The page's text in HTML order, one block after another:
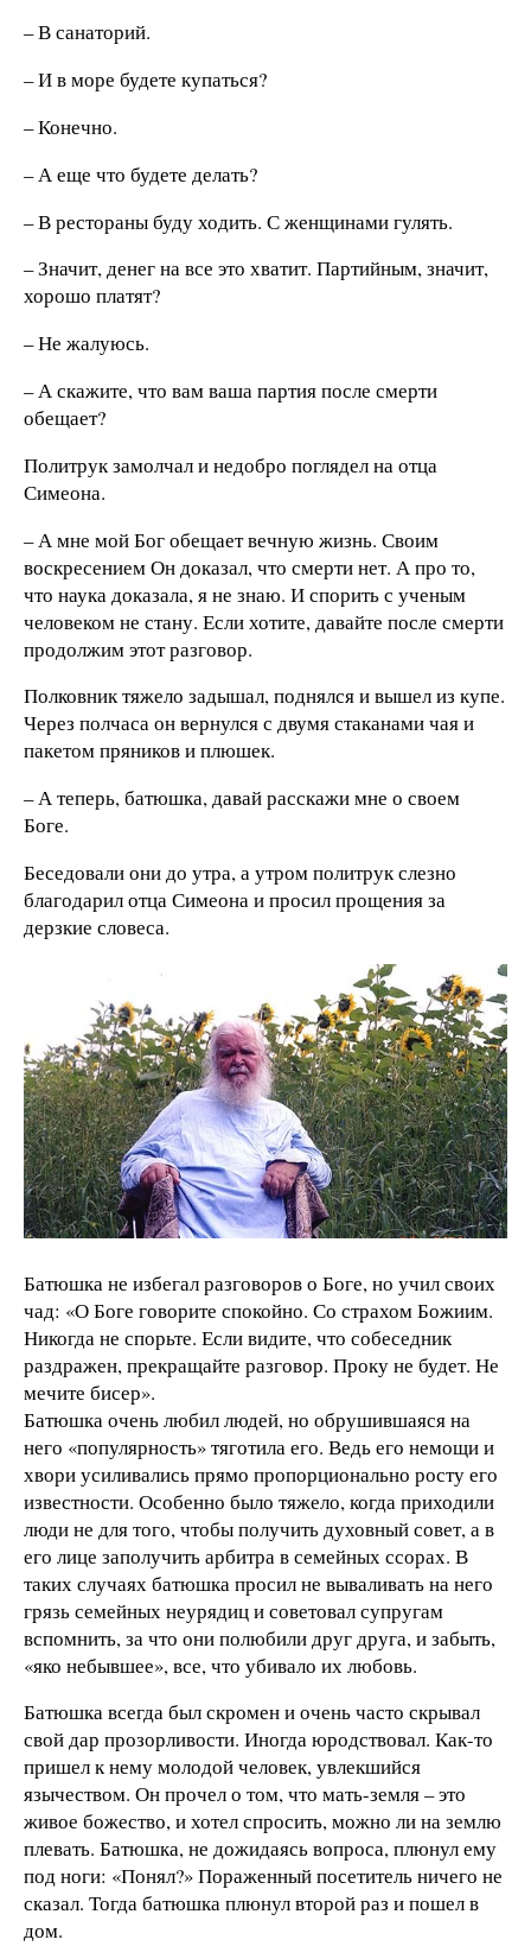
– В санаторий.
– И в море будете купаться?
– Конечно.
– А еще что будете делать?
– В рестораны буду ходить. С женщинами гулять.
– Значит, денег на все это хватит. Партийным, значит,
хорошо платят?
– Не жалуюсь.
– А скажите, что вам ваша партия после смерти
обещает?
Политрук замолчал и недобро поглядел на отца
Симеона.
– А мне мой Бог обещает вечную жизнь. Своим
воскресением Он доказал, что смерти нет. А про то,
что наука доказала, я не знаю. И спорить с ученым
человеком не стану. Если хотите, давайте после смерти
продолжим этот разговор.
Полковник тяжело задышал, поднялся и вышел из купе.
Через полчаса он вернулся с двумя стаканами чая и
пакетом пряников и плюшек.
– А теперь, батюшка, давай расскажи мне о своем
Боге.
Беседовали они до утра, а утром политрук слезно
благодарил отца Симеона и просил прощения за
дерзкие словеса.
Батюшка не избегал разговоров о Боге, но учил своих
чад: «О Боге говорите спокойно. Со страхом Божиим.
Никогда не спорьте. Если видите, что собеседник
раздражен, прекращайте разговор. Проку не будет. Не
мечите бисер».
Батюшка очень любил людей, но обрушившаяся на
него «популярность» тяготила его. Ведь его немощи и
хвори усиливались прямо пропорционально росту его
известности. Особенно было тяжело, когда приходили
люди не для того, чтобы получить духовный совет, а в
его лице заполучить арбитра в семейных ссорах. В
таких случаях батюшка просил не вываливать на него
грязь семейных неурядиц и советовал супругам
вспомнить, за что они полюбили друг друга, и забыть,
«яко небывшее», все, что убивало их любовь.
Батюшка всегда был скромен и очень часто скрывал
свой дар прозорливости. Иногда юродствовал. Как-то
пришел к нему молодой человек, увлекшийся
язычеством. Он прочел о том, что мать-земля – это
живое божество, и хотел спросить, можно ли на землю
плевать. Батюшка, не дожидаясь вопроса, плюнул ему
под ноги: «Понял?» Пораженный посетитель ничего не
сказал. Тогда батюшка плюнул второй раз и пошел в
дом.